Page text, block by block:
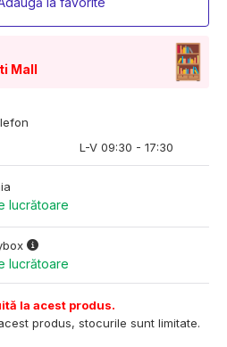
Mall
L-V 09:30 - 17:30
lucrătoare
lucrătoare
la acest produs.
produs, stocurile sunt limitate.